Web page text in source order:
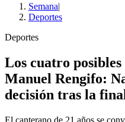
Semana|
Deportes
Deportes
Los cuatro posibles
Manuel Rengifo:
decisión tras la
El canterano de 21 años se